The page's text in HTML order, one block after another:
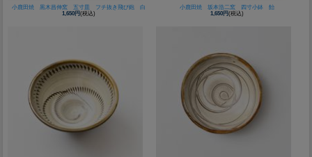
小鹿田焼 黒木昌伸窯 五寸皿 フチ抜き飛び鉋 白
1,650円(税込)
小鹿田焼 坂本浩二窯 四寸小鉢 飴
1,650円(税込)